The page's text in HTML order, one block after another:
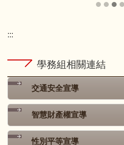
:::
學務組相關連結
交通安全宣導
智慧財產權宣導
性別平等宣導